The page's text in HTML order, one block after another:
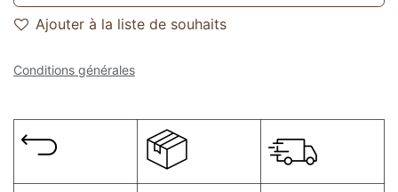
Ajouter à la liste de souhaits
Conditions générales